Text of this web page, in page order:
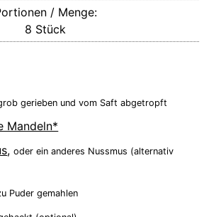
/ Menge:
8 Stück
gerieben und vom Saft abgetropft
Mandeln*
,oder ein anderes Nussmus (alternativ
Puder gemahlen